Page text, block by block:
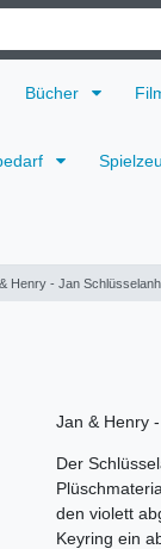
Bücher
Henry - Jan
Jan & Henry
Der
den violett
Keyring ein